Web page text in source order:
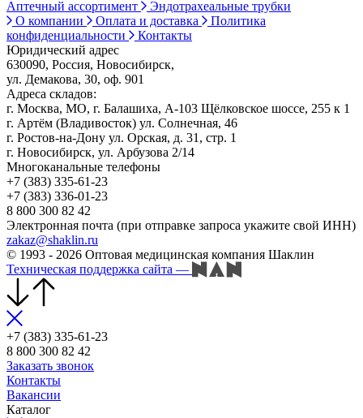
Аптечный ассортимент
Эндотрахеальные трубки
О компании
Оплата и доставка
Политика
конфиденциальности
Контакты
Юридический адрес
630090, Россия, Новосибирск,
ул. Демакова, 30, оф. 901
Адреса складов:
г. Москва, МО, г. Балашиха, А-103 Щёлковское шоссе, 255 к 1
г. Артём (Владивосток) ул. Солнечная, 46
г. Ростов-на-Дону ул. Орская, д. 31, стр. 1
г. Новосибирск, ул. Арбузова 2/14
Многоканальные телефоны
+7 (383) 335-61-23
+7 (383) 336-01-23
8 800 300 82 42
Электронная почта (при отправке запроса укажите свой ИНН)
zakaz@shaklin.ru
© 1993 - 2026 Оптовая медицинская компания Шаклин
Техническая поддержка сайта —
+7 (383) 335-61-23
8 800 300 82 42
Заказать звонок
Контакты
Вакансии
Каталог